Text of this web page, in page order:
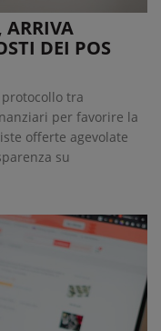
ARRIVA
DEI POS
tra
per favorire la
offerte agevolate
su